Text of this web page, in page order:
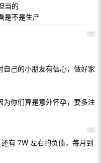
当的
是不是生产
77
己的小朋友有信心，做好家
你们算是意外怀孕，要多注
78
有 7W 左右的负债，每月到